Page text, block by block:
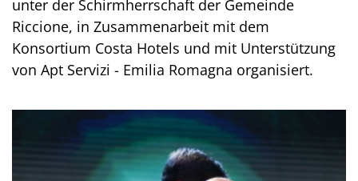
unter der Schirmherrschaft der Gemeinde
Riccione, in Zusammenarbeit mit dem
Konsortium Costa Hotels und mit Unterstützung
von Apt Servizi - Emilia Romagna organisiert.